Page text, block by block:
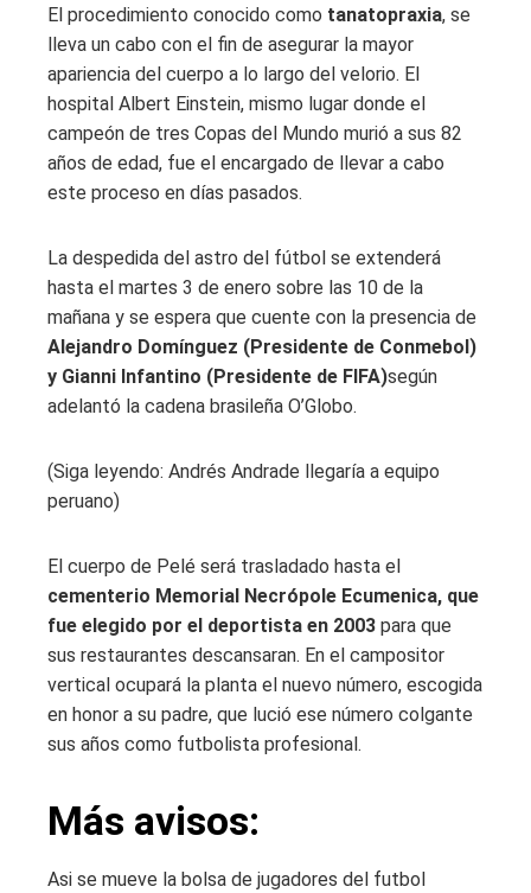
El procedimiento conocido como tanatopraxia, se
lleva un cabo con el fin de asegurar la mayor
apariencia del cuerpo a lo largo del velorio. El
hospital Albert Einstein, mismo lugar donde el
campeón de tres Copas del Mundo murió a sus 82
años de edad, fue el encargado de llevar a cabo
este proceso en días pasados.
La despedida del astro del fútbol se extenderá
hasta el martes 3 de enero sobre las 10 de la
mañana y se espera que cuente con la presencia de
Alejandro Domínguez (Presidente de Conmebol)
y Gianni Infantino (Presidente de FIFA)según
adelantó la cadena brasileña O’Globo.
(Siga leyendo: Andrés Andrade llegaría a equipo
peruano)
El cuerpo de Pelé será trasladado hasta el
cementerio Memorial Necrópole Ecumenica, que
fue elegido por el deportista en 2003 para que
sus restaurantes descansaran. En el campositor
vertical ocupará la planta el nuevo número, escogida
en honor a su padre, que lució ese número colgante
sus años como futbolista profesional.
Más avisos:
Asi se mueve la bolsa de jugadores del futbol